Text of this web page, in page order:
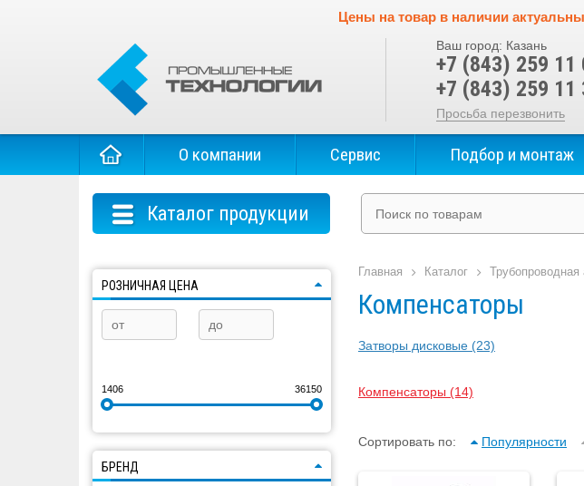
Цены на товар в наличии
Ваш город: Казань
+7 (843) 259 11
+7 (843) 259 11
Просьба перезвонить
О компании Сервис Подбор и монтаж
Каталог продукции
РОЗНИЧНАЯ ЦЕНА
1406 36150
БРЕНД
Главная Каталог Трубопроводная
Компенсаторы
Затворы дисковые (23)
Компенсаторы (14)
Сортировать по: Популярности